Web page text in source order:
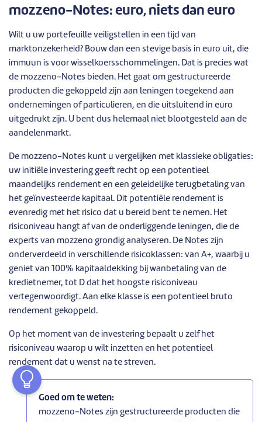
mozzeno-Notes: euro, niets dan euro
Wilt u uw portefeuille veiligstellen in een tijd van
marktonzekerheid? Bouw dan een stevige basis in euro uit, die
immuun is voor wisselkoersschommelingen. Dat is precies wat
de mozzeno-Notes bieden. Het gaat om gestructureerde
producten die gekoppeld zijn aan leningen toegekend aan
ondernemingen of particulieren, en die uitsluitend in euro
uitgedrukt zijn. U bent dus helemaal niet blootgesteld aan de
aandelenmarkt.
De mozzeno-Notes kunt u vergelijken met klassieke obligaties:
uw initiële investering geeft recht op een potentieel
maandelijks rendement en een geleidelijke terugbetaling van
het geïnvesteerde kapitaal. Dit potentiële rendement is
evenredig met het risico dat u bereid bent te nemen. Het
risiconiveau hangt af van de onderliggende leningen, die de
experts van mozzeno grondig analyseren. De Notes zijn
onderverdeeld in verschillende risicoklassen: van A+, waarbij u
geniet van 100% kapitaaldekking bij wanbetaling van de
kredietnemer, tot D dat het hoogste risiconiveau
vertegenwoordigt. Aan elke klasse is een potentieel bruto
rendement gekoppeld.
Op het moment van de investering bepaalt u zelf het
risiconiveau waarop u wilt inzetten en het potentieel
rendement dat u wenst na te streven.
Goed om te weten:
mozzeno-Notes zijn gestructureerde producten die